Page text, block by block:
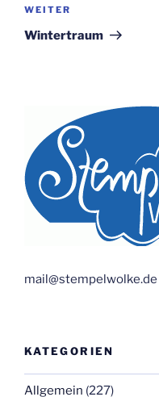
Nächster
Beitrag
WEITER
Wintertraum
mail@stempelwolke.de
KATEGORIEN
Allgemein (227)